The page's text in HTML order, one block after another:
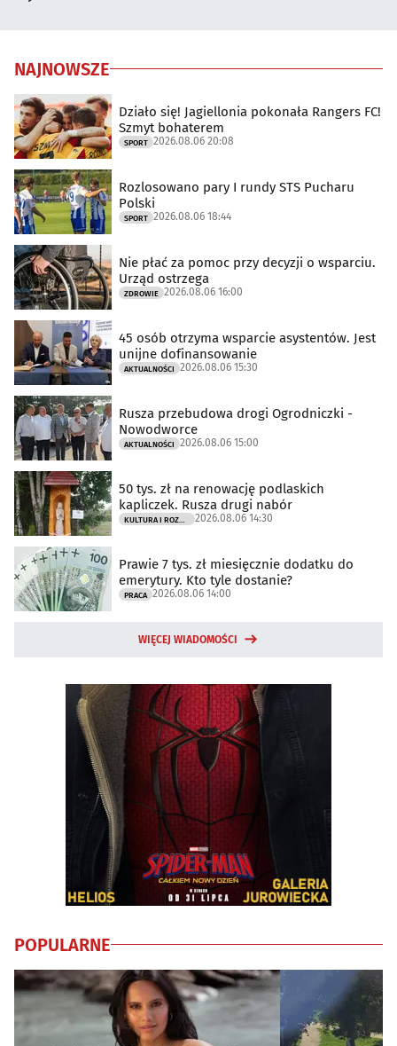
NAJNOWSZE
Działo się! Jagiellonia pokonała Rangers FC!
Szmyt bohaterem
SPORT 2026.08.06 20:08
Rozlosowano pary I rundy STS Pucharu
Polski
SPORT 2026.08.06 18:44
Nie płać za pomoc przy decyzji o wsparciu.
Urząd ostrzega
ZDROWIE 2026.08.06 16:00
45 osób otrzyma wsparcie asystentów. Jest
unijne dofinansowanie
AKTUALNOŚCI 2026.08.06 15:30
Rusza przebudowa drogi Ogrodniczki -
Nowodworce
AKTUALNOŚCI 2026.08.06 15:00
50 tys. zł na renowację podlaskich
kapliczek. Rusza drugi nabór
KULTURA I ROZRYWKA 2026.08.06 14:30
Prawie 7 tys. zł miesięcznie dodatku do
emerytury. Kto tyle dostanie?
PRACA 2026.08.06 14:00
WIĘCEJ WIADOMOŚCI
POPULARNE